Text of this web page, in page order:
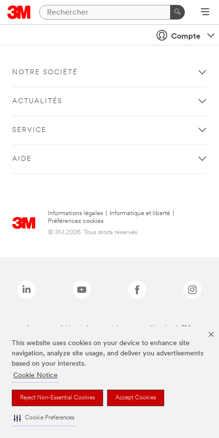
This website uses cookies on your device to enhance site
navigation, analyze site usage, and deliver you advertisements
based on your interests.
Cookie Notice
Reject Non-Essential Cookies Accept Cookies
Cookie Preferences
Compte
NOTRE SOCIÉTÉ
ACTUALITÉS
SERVICE
AIDE
Informations légales Informatique et liberté
Préférences cookies
© 3M 2026. Tous droits réservés.
Les marques listées ci-dessus sont des marques déposées de 3M.